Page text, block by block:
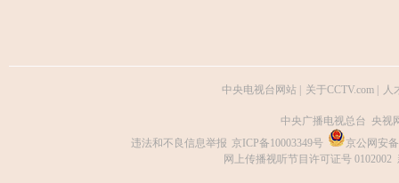
中央电视台网站 关于CCTV.com 人
中央广播电视总台 央视
违法和不良信息举报 京ICP备10003349号
京公网安
网上传播视听节目许可证号 0102002